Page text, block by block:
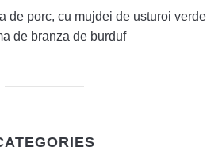
de porc, cu mujdei de usturoi verde
de branza de burduf